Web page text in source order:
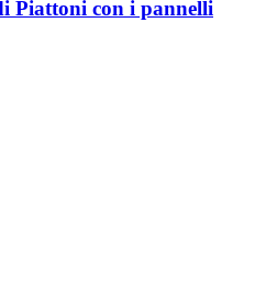
Piattoni con i pannelli